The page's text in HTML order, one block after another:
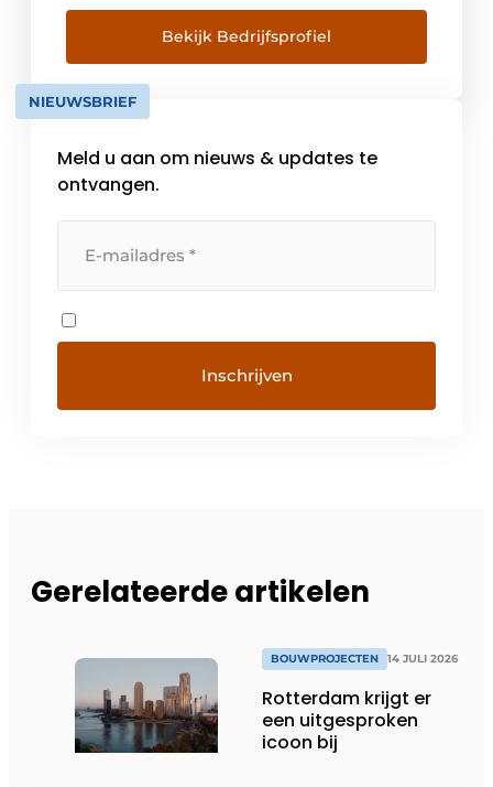
bouwconcept zijn al duizenden
bedrijfspanden gerealiseerd, van kantoren
tot distributiecentra, van opslag tot
koelhuizen en van bioscopen tot stadions.
Willy Naessens kenmerkt zich door zijn […]
Bekijk Bedrijfsprofiel
NIEUWSBRIEF
Meld u aan om nieuws & updates te
ontvangen.
Gerelateerde artikelen
BOUWPROJECTEN 14 JULI 2026
Rotterdam krijgt er
een uitgesproken
icoon bij